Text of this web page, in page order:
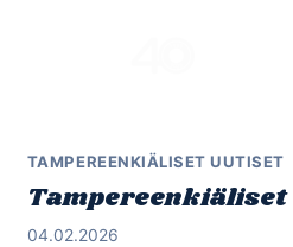
TAMPEREENKIÄLISET UUTISET
04.02.2026